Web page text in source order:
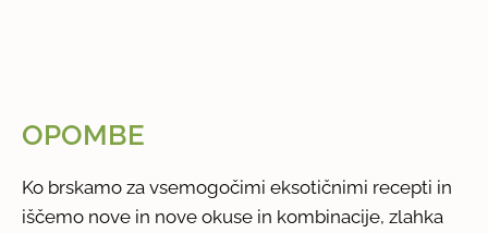
OPOMBE
Ko brskamo za vsemogočimi eksotičnimi recepti in
iščemo nove in nove okuse in kombinacije, zlahka